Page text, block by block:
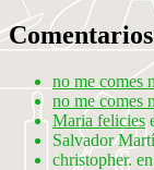
Comentarios
no me comes
no me comes
Maria felicies
Salvador
christopher. en